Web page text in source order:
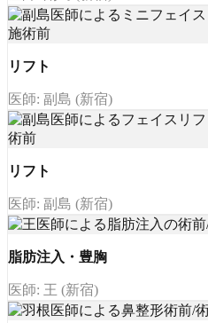
リフト
医師: 副島 (新宿)
リフト
医師: 副島 (新宿)
脂肪注入・豊胸
医師: 王 (新宿)